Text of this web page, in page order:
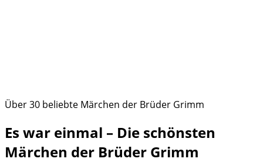
Über 30 beliebte Märchen der Brüder Grimm
Es war einmal – Die schönsten
Märchen der Brüder Grimm